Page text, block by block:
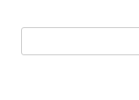
for: